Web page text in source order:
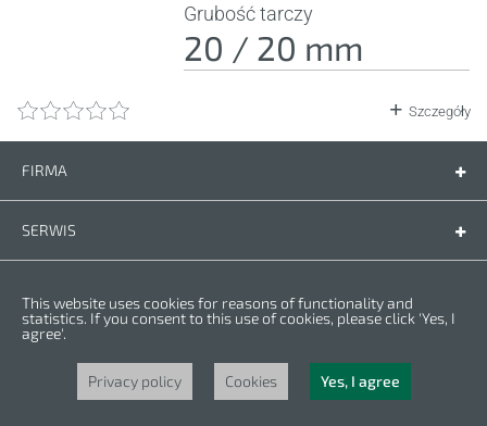
Grubość tarczy
20 / 20 mm
Szczegóły
FIRMA
SERWIS
Warunki gwarancji
Polityka prywatności
Cookies
Copyright © 2023 CROWN. Wszelkie prawa zastrzeżone. CROWN jest
zarejestrowanym znakiem handlowym. | CROWN należy do grupy Merit Link.
This website uses cookies for reasons of functionality and
statistics. If you consent to this use of cookies, please click 'Yes, I
agree'.
Privacy policy Cookies Yes, I agree